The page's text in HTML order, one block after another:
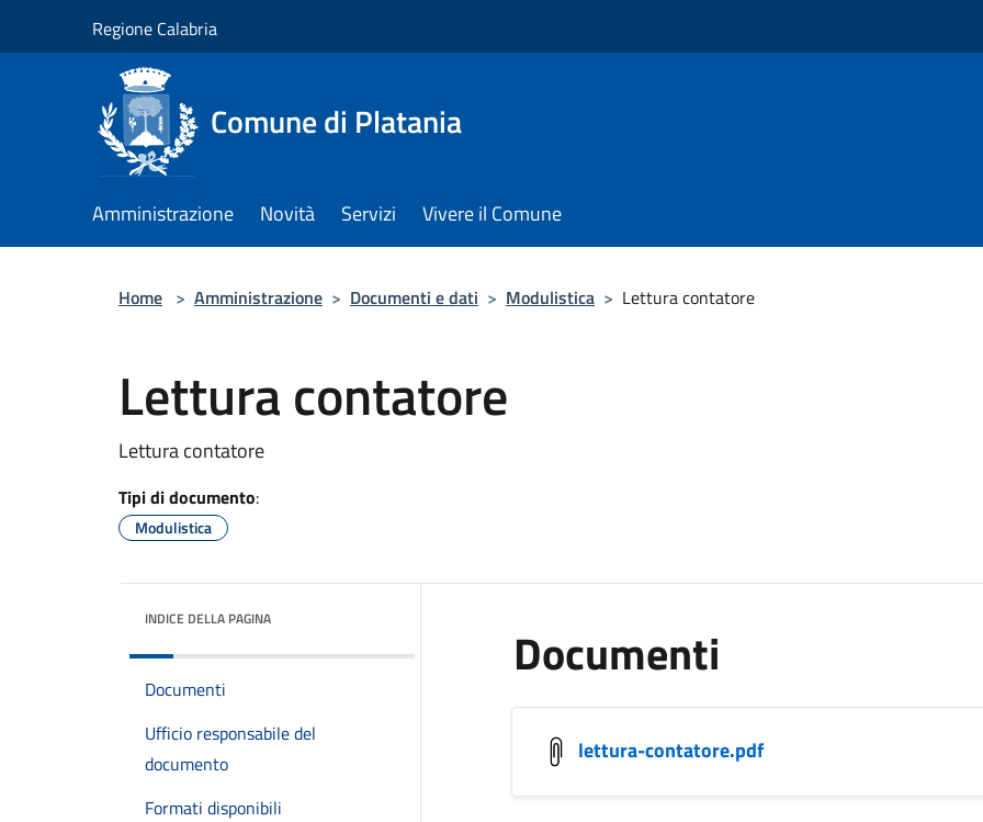
Regione Calabria
Comune di Platania
Amministrazione Novità Servizi Vivere il Comune
Home > Amministrazione > Documenti e dati > Modulistica > Lettura contatore
Lettura contatore
Lettura contatore
Tipi di documento:
Modulistica
INDICE DELLA PAGINA
Documenti
Ufficio responsabile del
documento
Formati disponibili
Documenti
lettura-contatore.pdf